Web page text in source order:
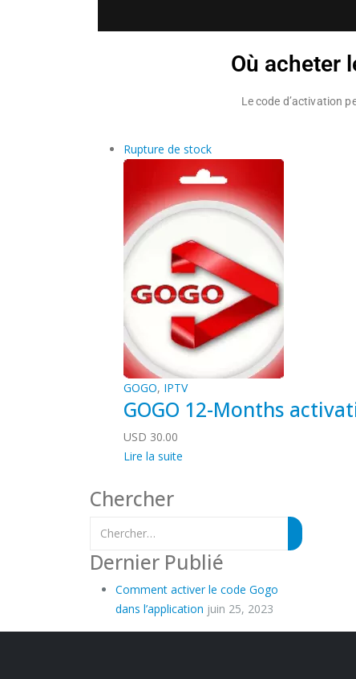
Où acheter
Le code d’activation
Rupture de stock
GOGO, IPTV
GOGO 12-Months
USD 30.00
Lire la suite
Chercher
Dernier Publié
Comment activer le code Gogo
dans l’application juin 25, 2023